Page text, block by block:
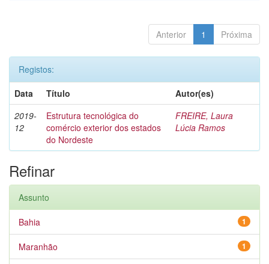
Anterior 1 Próxima
Registos:
Data
Título
Autor(es)
2019-
12
Estrutura tecnológica do
comércio exterior dos estados
do Nordeste
FREIRE, Laura
Lúcia Ramos
Refinar
Assunto
1
Bahia
1
Maranhão